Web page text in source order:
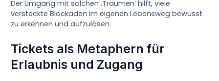
Der Umgang mit solchen ‚Träumen‘ hilft, viele
versteckte Blockaden im eigenen Lebensweg bewusst
zu erkennen und aufzulösen.
Tickets als Metaphern für
Erlaubnis und Zugang